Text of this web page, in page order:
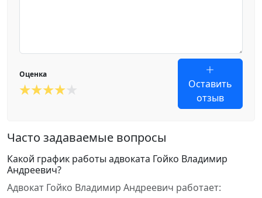
Оценка
Оставить
отзыв
Часто задаваемые вопросы
Какой график работы адвоката Гойко Владимир
Андреевич?
Адвокат Гойко Владимир Андреевич работает: